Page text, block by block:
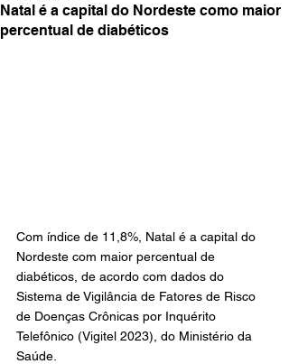
Natal é a capital do Nordeste como maior
percentual de diabéticos
Com índice de 11,8%, Natal é a capital do
Nordeste com maior percentual de
diabéticos, de acordo com dados do
Sistema de Vigilância de Fatores de Risco
de Doenças Crônicas por Inquérito
Telefônico (Vigitel 2023), do Ministério da
Saúde.